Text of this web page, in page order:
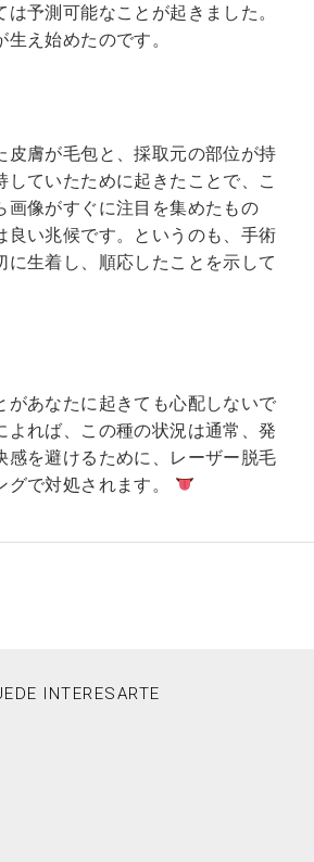
予測可能なことが起きました。
え始めたのです。
皮膚が毛包と、採取元の部位が持
していたために起きたことで、こ
画像がすぐに注目を集めたもの
良い兆候です。というのも、手術
に生着し、順応したことを示して
があなたに起きても心配しないで
よれば、この種の状況は通常、発
感を避けるために、レーザー脱毛
で対処されます。
INTERESARTE